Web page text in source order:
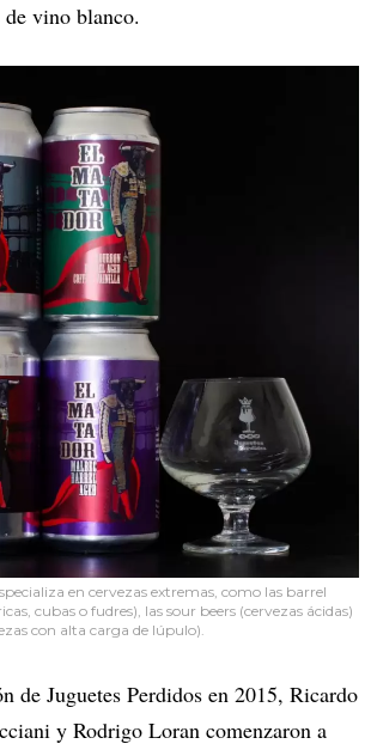
de vino blanco.
en cervezas extremas, como las barrel
cubas o fudres), las sour beers (cervezas ácidas)
con alta carga de lúpulo).
de Juguetes Perdidos en 2015, Ricardo
y Rodrigo Loran comenzaron a